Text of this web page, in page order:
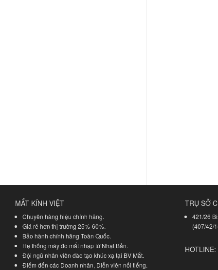
MẮT KÍNH VIỆT
Chuyên hàng hiệu chính hãng.
Giá rẻ hơn thị trường 25%-60%.
Bảo hành chính hãng Toàn Quốc.
Hệ thống máy đo mắt nhập từ Nhật Bản.
Đội ngũ nhân viên đào tạo khúc xạ tại BV Mắt.
Điểm đến các Doanh nhân, Diễn viên nổi tiếng.
TRỤ SỞ
421/26
(407/42/
HOTLINE: